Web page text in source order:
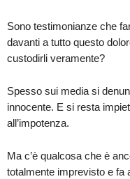
Sono testimonianze che
davanti a tutto questo
custodirli veramente?
Spesso sui media si
innocente. E si resta
all’impotenza.
Ma c’è qualcosa che è
totalmente imprevisto e fa